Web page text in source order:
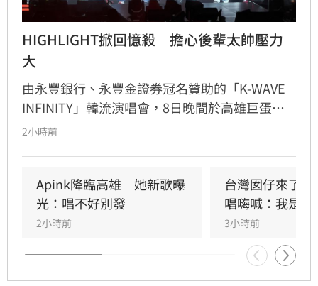
HIGHLIGHT掀回憶殺　擔心後輩太帥壓力
大
由永豐銀行、永豐金證券冠名贊助的「K-WAVE
INFINITY」韓流演唱會，8日晚間於高雄巨蛋熱
力開唱，集結NEWBEAT、FLARE U、CRAVITY、
熱情應援，尖叫與歡呼聲一路未停，最後由
HIGHLIGHT壓軸接管舞台，將現場氣氛推向最高
潮。
2小時前
Apink降臨高雄　她新歌曝
光：唱不好別發
2小時前
台灣囡仔來了
唱嗨喊：我是誰
3小時前